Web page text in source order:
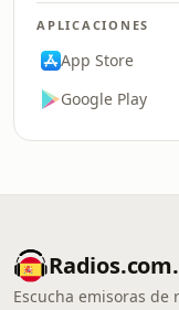
APLICACIONES
App Store
Google Play
Escucha emisoras de